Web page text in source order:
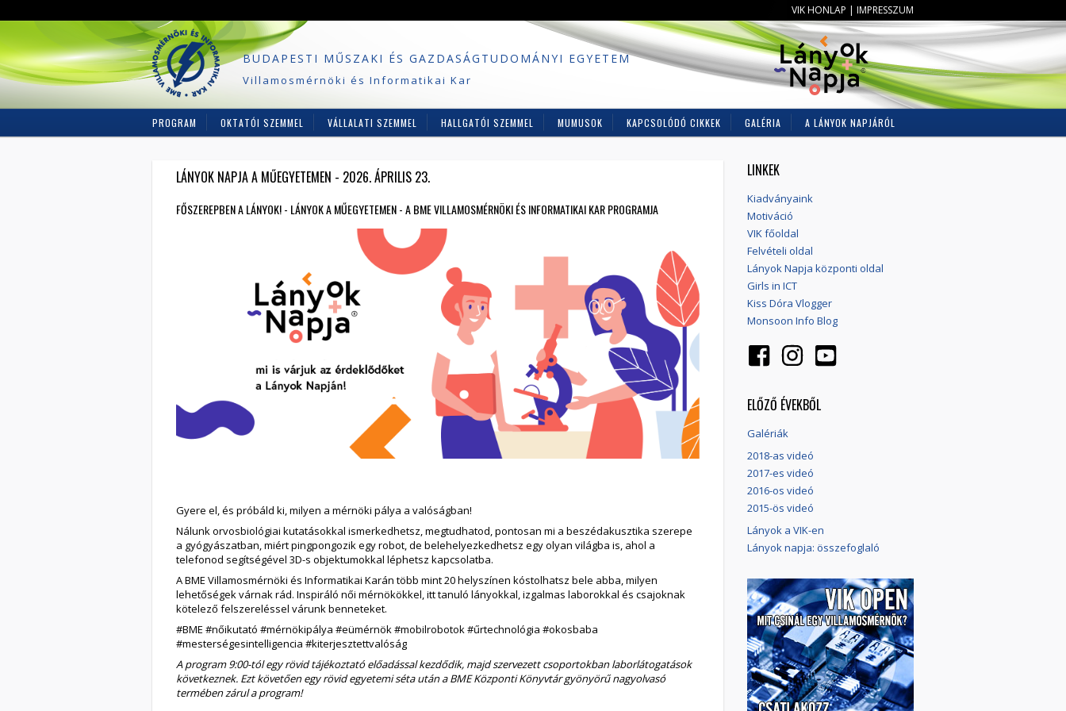
VIK HONLAP | IMPRESSZUM
BUDAPESTI MŰSZAKI ÉS GAZDASÁGTUDOMÁNYI EGYETEM
Villamosmérnöki és Informatikai Kar
PROGRAM OKTATÓI SZEMMEL VÁLLALATI SZEMMEL HALLGATÓI SZEMMEL MUMUSOK KAPCSOLÓDÓ CIKKEK GALÉRIA A LÁNYOK NAPJÁRÓL
LÁNYOK NAPJA A MŰEGYETEMEN - 2026. ÁPRILIS 23.
FŐSZEREPBEN A LÁNYOK! - LÁNYOK A MŰEGYETEMEN - A BME VILLAMOSMÉRNÖKI ÉS INFORMATIKAI KAR PROGRAMJA
Gyere el, és próbáld ki, milyen a mérnöki pálya a valóságban!
Nálunk orvosbiológiai kutatásokkal ismerkedhetsz, megtudhatod, pontosan mi a beszédakusztika szerepe
a gyógyászatban, miért pingpongozik egy robot, de belehelyezkedhetsz egy olyan világba is, ahol a
telefonod segítségével 3D-s objektumokkal léphetsz kapcsolatba.
A BME Villamosmérnöki és Informatikai Karán több mint 20 helyszínen kóstolhatsz bele abba, milyen
lehetőségek várnak rád. Inspiráló női mérnökökkel, itt tanuló lányokkal, izgalmas laborokkal és csajoknak
kötelező felszereléssel várunk benneteket.
#BME #nőikutató #mérnökipálya #eümérnök #mobilrobotok #űrtechnológia #okosbaba
#mesterségesintelligencia #kiterjesztettvalóság
A program 9:00-tól egy rövid tájékoztató előadással kezdődik, majd szervezett csoportokban laborlátogatások
következnek. Ezt követően egy rövid egyetemi séta után a BME Központi Könyvtár gyönyörű nagyolvasó
termében zárul a program!
LINKEK
Kiadványaink
Motiváció
VIK főoldal
Felvételi oldal
Lányok Napja központi oldal
Girls in ICT
Kiss Dóra Vlogger
Monsoon Info Blog
ELŐZŐ ÉVEKBŐL
Galériák
2018-as videó
2017-es videó
2016-os videó
2015-ös videó
Lányok a VIK-en
Lányok napja: összefoglaló